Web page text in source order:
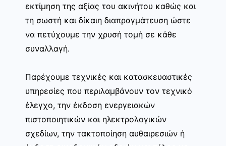
εκτίμηση της αξίας του ακινήτου καθώς και
τη σωστή και δίκαιη διαπραγμάτευση ώστε
να πετύχουμε την χρυσή τομή σε κάθε
συναλλαγή.
Παρέχουμε τεχνικές και κατασκευαστικές
υπηρεσίες που περιλαμβάνουν τον τεχνικό
έλεγχο, την έκδοση ενεργειακών
πιστοποιητικών και ηλεκτρολογικών
σχεδίων, την τακτοποίηση αυθαιρεσιών ή